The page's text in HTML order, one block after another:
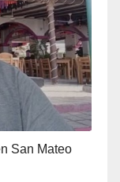
San Mateo